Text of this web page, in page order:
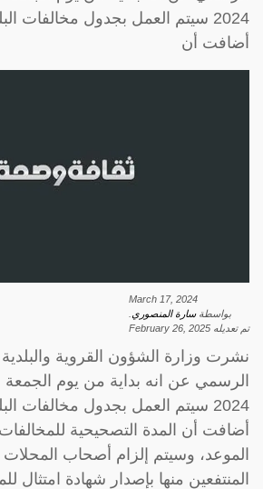
2024 سيتم العمل بجدول مخالفات
أضافت أن
March 17, 2024
بواسطةسارة المنصوري
تم تعديله February 26, 2025
نشرت وزارة الشؤون القروية
2024 سيتم العمل بجدول مخالفات
أضافت أن المدة التصحيحية
الموعد، وسيتم إلزام أصحاب المحلات
المنتفعين منها بإصدار شهادة امتثال